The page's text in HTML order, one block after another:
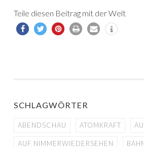
Teile diesen Beitrag mit der Welt
SCHLAGWÖRTER
ABENDSCHAU ATOMKRAFT
AUF NIMMERWIEDERSEHEN